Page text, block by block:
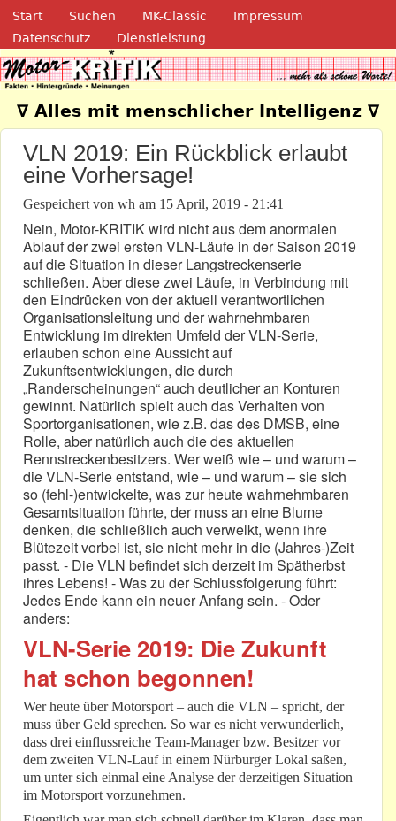
Direkt zum Inhalt
Navigation
Start Suchen MK-Classic
Impressum
Datenschutz
Dienstleistung
Motor-Kritik.de
∇ Alles mit menschlicher Intelligenz ∇
VLN 2019: Ein Rückblick erlaubt
eine Vorhersage!
Gespeichert von wh am 15 April, 2019 - 21:41
Nein, Motor-KRITIK wird nicht aus dem anormalen
Ablauf der zwei ersten VLN-Läufe in der Saison 2019
auf die Situation in dieser Langstreckenserie
schließen. Aber diese zwei Läufe, in Verbindung mit
den Eindrücken von der aktuell verantwortlichen
Organisationsleitung und der wahrnehmbaren
Entwicklung im direkten Umfeld der VLN-Serie,
erlauben schon eine Aussicht auf
Zukunftsentwicklungen, die durch
„Randerscheinungen“ auch deutlicher an Konturen
gewinnt. Natürlich spielt auch das Verhalten von
Sportorganisationen, wie z.B. das des DMSB, eine
Rolle, aber natürlich auch die des aktuellen
Rennstreckenbesitzers. Wer weiß wie – und warum –
die VLN-Serie entstand, wie – und warum – sie sich
so (fehl-)entwickelte, was zur heute wahrnehmbaren
Gesamtsituation führte, der muss an eine Blume
denken, die schließlich auch verwelkt, wenn ihre
Blütezeit vorbei ist, sie nicht mehr in die (Jahres-)Zeit
passt. - Die VLN befindet sich derzeit im Spätherbst
ihres Lebens! - Was zu der Schlussfolgerung führt:
Jedes Ende kann ein neuer Anfang sein. - Oder
anders:
VLN-Serie 2019: Die Zukunft
hat schon begonnen!
Wer heute über Motorsport – auch die VLN – spricht, der
muss über Geld sprechen. So war es nicht verwunderlich,
dass drei einflussreiche Team-Manager bzw. Besitzer vor
dem zweiten VLN-Lauf in einem Nürburger Lokal saßen,
um unter sich einmal eine Analyse der derzeitigen Situation
im Motorsport vorzunehmen.